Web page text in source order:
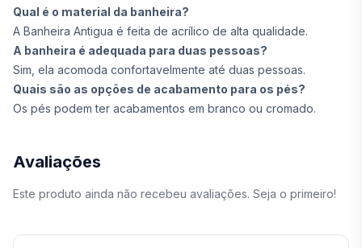
Qual é o material da banheira?
A Banheira Antigua é feita de acrílico de alta qualidade.
A banheira é adequada para duas pessoas?
Sim, ela acomoda confortavelmente até duas pessoas.
Quais são as opções de acabamento para os pés?
Os pés podem ter acabamentos em branco ou cromado.
Avaliações
Este produto ainda não recebeu avaliações. Seja o primeiro!